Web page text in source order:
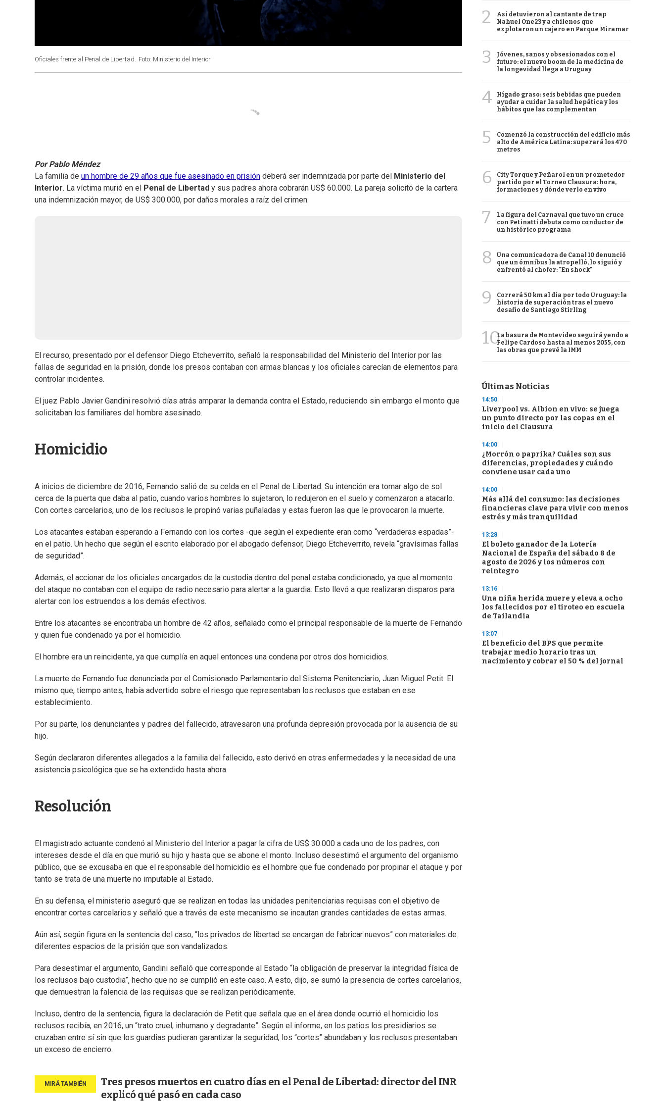
Oficiales frente al Penal de Libertad. Foto: Ministerio del Interior
Por Pablo Méndez
La familia de un hombre de 29 años que fue asesinado en prisión deberá ser indemnizada por parte del
Ministerio del
Interior. La víctima murió en el Penal de Libertad y sus padres ahora cobrarán US$ 60.000. La pareja solicitó de la cartera
una indemnización mayor, de US$ 300.000, por daños morales a raíz del crimen.
El recurso, presentado por el defensor Diego Etcheverrito, señaló la responsabilidad del Ministerio del Interior por las
fallas de seguridad en la prisión, donde los presos contaban con armas blancas y los oficiales carecían de elementos para
controlar incidentes.
El juez Pablo Javier Gandini resolvió días atrás amparar la demanda contra el Estado, reduciendo sin embargo el monto que
solicitaban los familiares del hombre asesinado.
Homicidio
A inicios de diciembre de 2016, Fernando salió de su celda en el Penal de Libertad. Su intención era tomar algo de sol
cerca de la puerta que daba al patio, cuando varios hombres lo sujetaron, lo redujeron en el suelo y comenzaron a atacarlo.
Con cortes carcelarios, uno de los reclusos le propinó varias puñaladas y estas fueron las que le provocaron la muerte.
Los atacantes estaban esperando a Fernando con los cortes -que según el expediente eran como “verdaderas espadas”-
en el patio. Un hecho que según el escrito elaborado por el abogado defensor, Diego Etcheverrito, revela “gravísimas fallas
de seguridad”.
Además, el accionar de los oficiales encargados de la custodia dentro del penal estaba condicionado, ya que al momento
del ataque no contaban con el equipo de radio necesario para alertar a la guardia. Esto llevó a que realizaran disparos para
alertar con los estruendos a los demás efectivos.
Entre los atacantes se encontraba un hombre de 42 años, señalado como el principal responsable de la muerte de Fernando
y quien fue condenado ya por el homicidio.
El hombre era un reincidente, ya que cumplía en aquel entonces una condena por otros dos homicidios.
La muerte de Fernando fue denunciada por el Comisionado Parlamentario del Sistema Penitenciario, Juan Miguel Petit. El
mismo que, tiempo antes, había advertido sobre el riesgo que representaban los reclusos que estaban en ese
establecimiento.
Por su parte, los denunciantes y padres del fallecido, atravesaron una profunda depresión provocada por la ausencia de su
hijo.
Según declararon diferentes allegados a la familia del fallecido, esto derivó en otras enfermedades y la necesidad de una
asistencia psicológica que se ha extendido hasta ahora.
Resolución
El magistrado actuante condenó al Ministerio del Interior a pagar la cifra de US$ 30.000 a cada uno de los padres, con
intereses desde el día en que murió su hijo y hasta que se abone el monto. Incluso desestimó el argumento del organismo
público, que se excusaba en que el responsable del homicidio es el hombre que fue condenado por propinar el ataque y por
tanto se trata de una muerte no imputable al Estado.
En su defensa, el ministerio aseguró que se realizan en todas las unidades penitenciarias requisas con el objetivo de
encontrar cortes carcelarios y señaló que a través de este mecanismo se incautan grandes cantidades de estas armas.
Aún así, según figura en la sentencia del caso, “los privados de libertad se encargan de fabricar nuevos” con materiales de
diferentes espacios de la prisión que son vandalizados.
Para desestimar el argumento, Gandini señaló que corresponde al Estado “la obligación de preservar la integridad física de
los reclusos bajo custodia”, hecho que no se cumplió en este caso. A esto, dijo, se sumó la presencia de cortes carcelarios,
que demuestran la falencia de las requisas que se realizan periódicamente.
Incluso, dentro de la sentencia, figura la declaración de Petit que señala que en el área donde ocurrió el homicidio los
reclusos recibía, en 2016, un “trato cruel, inhumano y degradante”. Según el informe, en los patios los presidiarios se
cruzaban entre sí sin que los guardias pudieran garantizar la seguridad, los “cortes” abundaban y los reclusos presentaban
un exceso de encierro.
Tres presos muertos en cuatro días en el Penal de Libertad: director del INR
explicó qué pasó en cada caso
2
Así detuvieron al cantante de trap
Nahuel One23 y a chilenos que
explotaron un cajero en Parque Miramar
3
Jóvenes, sanos y obsesionados con el
futuro: el nuevo boom de la medicina de
la longevidad llega a Uruguay
4
Hígado graso: seis bebidas que pueden
ayudar a cuidar la salud hepática y los
hábitos que las complementan
5
Comenzó la construcción del edificio más
alto de América Latina: superará los 470
metros
6
City Torque y Peñarol en un prometedor
partido por el Torneo Clausura: hora,
formaciones y dónde verlo en vivo
7
La figura del Carnaval que tuvo un cruce
con Petinatti debuta como conductor de
un histórico programa
8
Una comunicadora de Canal 10 denunció
que un ómnibus la atropelló, lo siguió y
enfrentó al chofer: "En shock"
9
Correrá 50 km al día por todo Uruguay: la
historia de superación tras el nuevo
desafío de Santiago Stirling
10La basura de Montevideo seguirá yendo a
Felipe Cardoso hasta al menos 2055, con
las obras que prevé la IMM
Últimas Noticias
14:50
Liverpool vs. Albion en vivo: se juega
un punto directo por las copas en el
inicio del Clausura
14:00
¿Morrón o paprika? Cuáles son sus
diferencias, propiedades y cuándo
conviene usar cada uno
14:00
Más allá del consumo: las decisiones
financieras clave para vivir con menos
estrés y más tranquilidad
13:28
El boleto ganador de la Lotería
Nacional de España del sábado 8 de
agosto de 2026 y los números con
reintegro
13:16
Una niña herida muere y eleva a ocho
los fallecidos por el tiroteo en escuela
de Tailandia
13:07
El beneficio del BPS que permite
trabajar medio horario tras un
nacimiento y cobrar el 50 % del jornal